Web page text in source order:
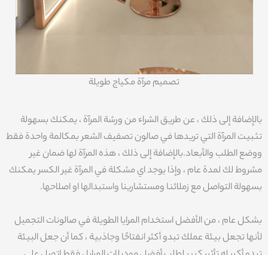
تصميم مرآة مكياج طويلة
بالإضافة إلى ذلك ، عن طريق الشراء من ورشة المرآة ، يمكنك بسهولة
تثبيت المرآة التي تريدها في صالون تصفيف الشعر بمكالمة واحدة فقط
ووضع الطلب والأبعاد.بالإضافة إلى ذلك ، هذه المرآة لها ضمان غير
مشروط لك لمدة عام ، وإذا يوجد اي مشكلة في المرآة غير الكسر يمكنك
بسهولة التواصل مع زملائنا ومستشارينا واستبدالها او اصلاحها.
بشكل عام ، من الأفضل استخدام المرايا الطويلة في صالونات التجميل
لأنها تجعل بيئة عملك تبدو أكثر انفتاحًا وجاذبية ، كما أن جعل البيئة